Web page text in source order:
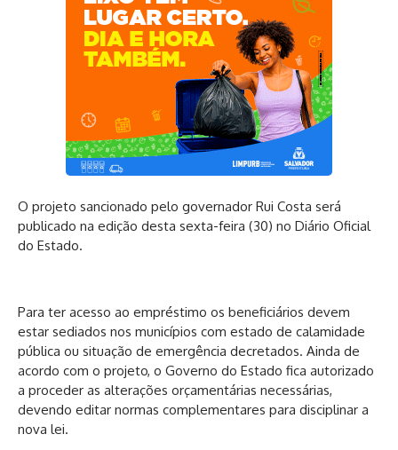
O projeto sancionado pelo governador Rui Costa será
publicado na edição desta sexta-feira (30) no Diário Oficial
do Estado.
Para ter acesso ao empréstimo os beneficiários devem
estar sediados nos municípios com estado de calamidade
pública ou situação de emergência decretados. Ainda de
acordo com o projeto, o Governo do Estado fica autorizado
a proceder as alterações orçamentárias necessárias,
devendo editar normas complementares para disciplinar a
nova lei.